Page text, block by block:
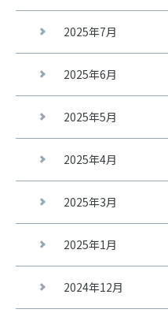
2025年7月
2025年6月
2025年5月
2025年4月
2025年3月
2025年1月
2024年12月